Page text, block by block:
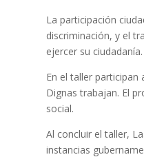
La participación
discriminación, y el
ejercer su ciudadanía.
En el taller
Dignas trabajan. El
social.
Al concluir el taller,
instancias